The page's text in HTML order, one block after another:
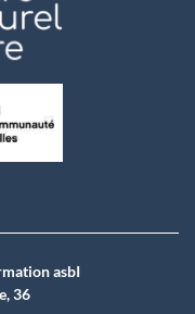
asbI
36